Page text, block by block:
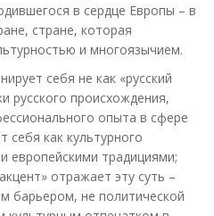
в сердце Европы – в
стране, которая
и многоязычием.
себя не как «русский
русского происхождения,
опыта в сфере
себя как культурного
европейскими традициями;
отражает эту суть –
барьером, не политической